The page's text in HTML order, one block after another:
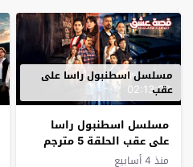
02:13:00
مسلسل اسطنبول راسا على
عقب
مسلسل اسطنبول راسا
على عقب الحلقة 5 مترجم
منذ 4 أسابيع